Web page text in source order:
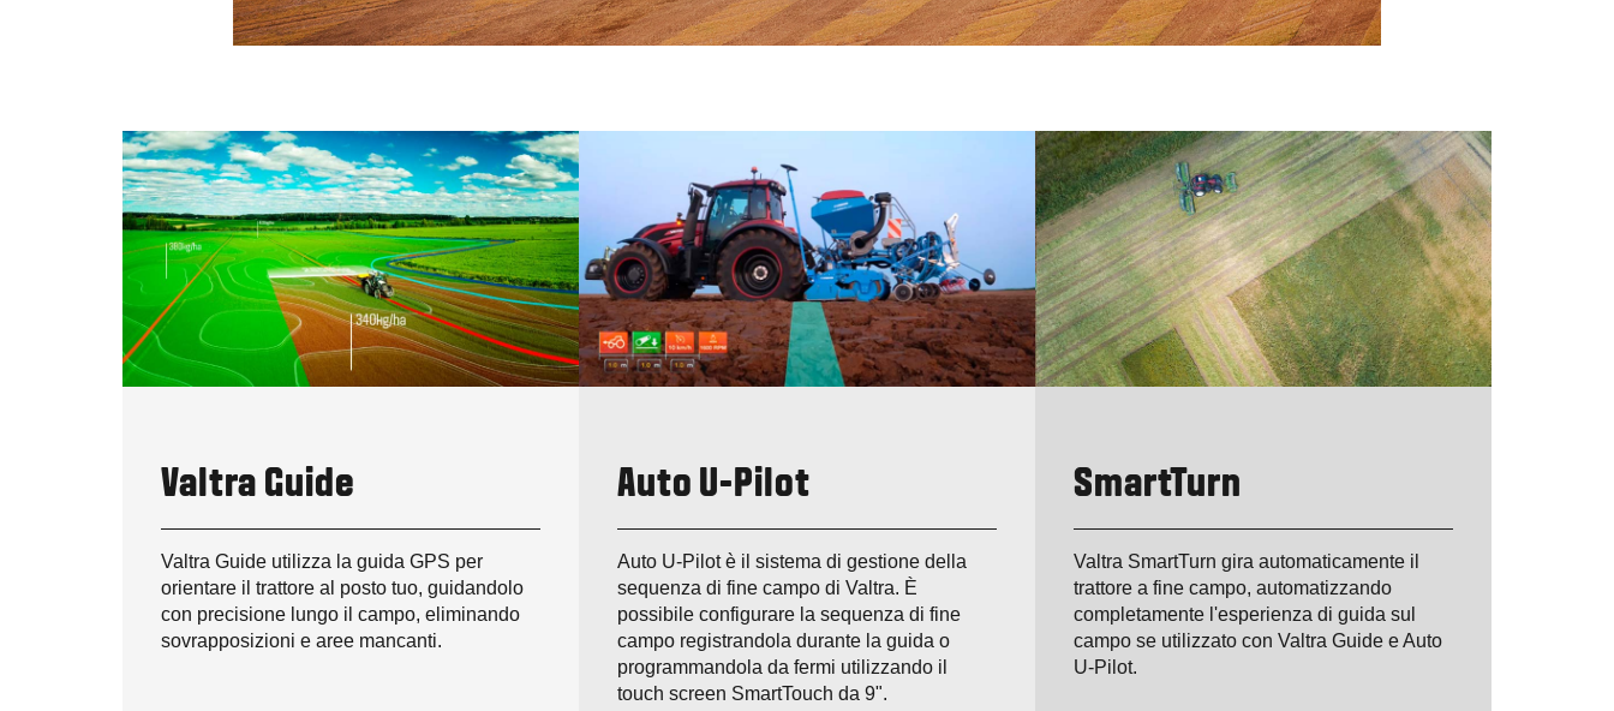
Valtra Guide
Valtra Guide utilizza la guida GPS per
orientare il trattore al posto tuo, guidandolo
con precisione lungo il campo, eliminando
sovrapposizioni e aree mancanti.
Auto U-Pilot
Auto U-Pilot è il sistema di gestione della
sequenza di fine campo di Valtra. È
possibile configurare la sequenza di fine
campo registrandola durante la guida o
programmandola da fermi utilizzando il
touch screen SmartTouch da 9".
SmartTurn
Valtra SmartTurn gira automaticamente il
trattore a fine campo, automatizzando
completamente l'esperienza di guida sul
campo se utilizzato con Valtra Guide e Auto
U-Pilot.